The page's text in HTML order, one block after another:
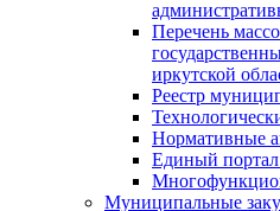
Перечень
иркутской
Реестр
Нормативные
Единый портал
Муниципальные